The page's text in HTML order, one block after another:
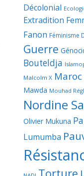
Décolonial
Extradition
Fanon Féminisme
Guerre
Bouteldja
Malcolm X Maroc
Mawda Mouhad
Nordine
Olivier Mukuna
Lumumba